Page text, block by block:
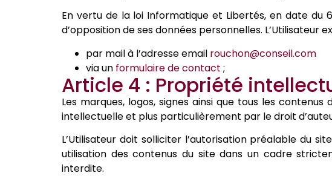
En vertu de la loi Informatique et Libertés, en date du
d’opposition de ses données personnelles. L’Utilisateur
par mail à l’adresse email rouchon@conseil.com
via un formulaire de contact ;
Article 4 : Propriété
Les marques, logos, signes ainsi que tous les
intellectuelle et plus particulièrement par le droit
L’Utilisateur doit solliciter l’autorisation préalable du
utilisation des contenus du site dans un cadre
interdite.